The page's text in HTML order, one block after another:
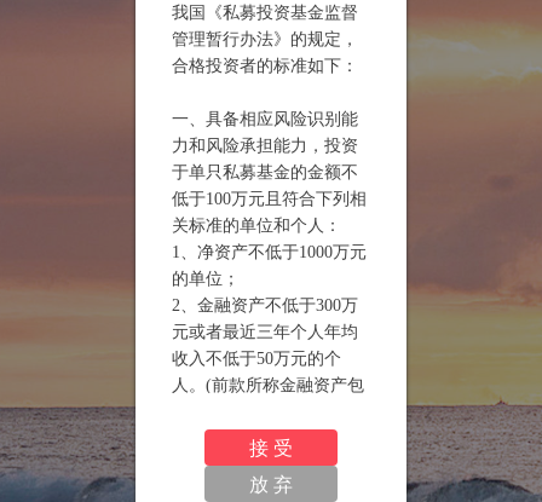
我国《私募投资基金监督
管理暂行办法》的规定，
合格投资者的标准如下：
一、具备相应风险识别能
力和风险承担能力，投资
于单只私募基金的金额不
低于100万元且符合下列相
关标准的单位和个人：
1、净资产不低于1000万元
的单位；
2、金融资产不低于300万
元或者最近三年个人年均
收入不低于50万元的个
人。(前款所称金融资产包
券、基金份额、资产管理
计划、银行理财产品、信
托计划、保险产品、期货
接 受
放 弃